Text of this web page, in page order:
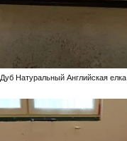
Дуб Натуральный Английская елка